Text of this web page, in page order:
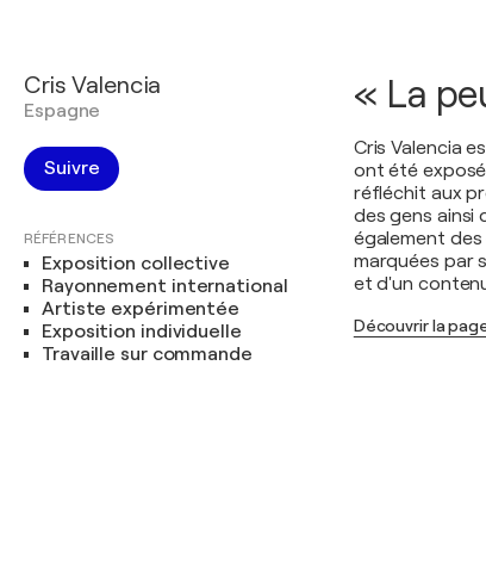
Cris Valencia
Espagne
Suivre
RÉFÉRENCES
Exposition collective
Rayonnement international
Artiste expérimentée
Exposition individuelle
Travaille sur commande
« La
Cris Valencia
ont été
réfléchit aux
des gens ainsi
également
marquées par
et d'un
Découvrir la